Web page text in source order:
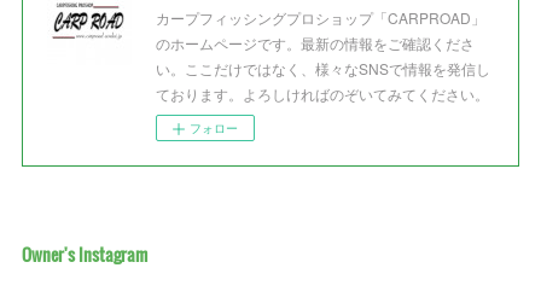
カープフィッシングプロショップ「CARPROAD」
のホームページです。最新の情報をご確認くださ
い。ここだけではなく、様々なSNSで情報を発信し
ております。よろしければのぞいてみてください。
フォロー
Owner's Instagram